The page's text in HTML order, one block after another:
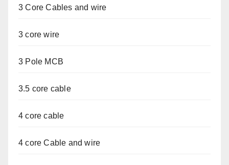
3 Core Cables and wire
3 core wire
3 Pole MCB
3.5 core cable
4 core cable
4 core Cable and wire